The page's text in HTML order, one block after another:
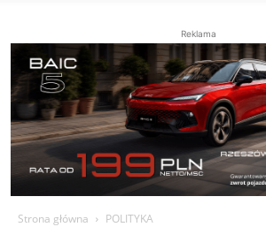
Reklama
Strona główna POLITYKA